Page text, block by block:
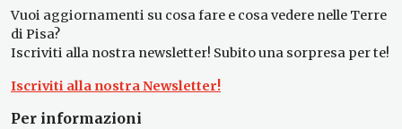
Vuoi aggiornamenti su cosa fare e cosa vedere nelle Terre
di Pisa?
Iscriviti alla nostra newsletter! Subito una sorpresa per te!
Iscriviti alla nostra Newsletter!
Per informazioni